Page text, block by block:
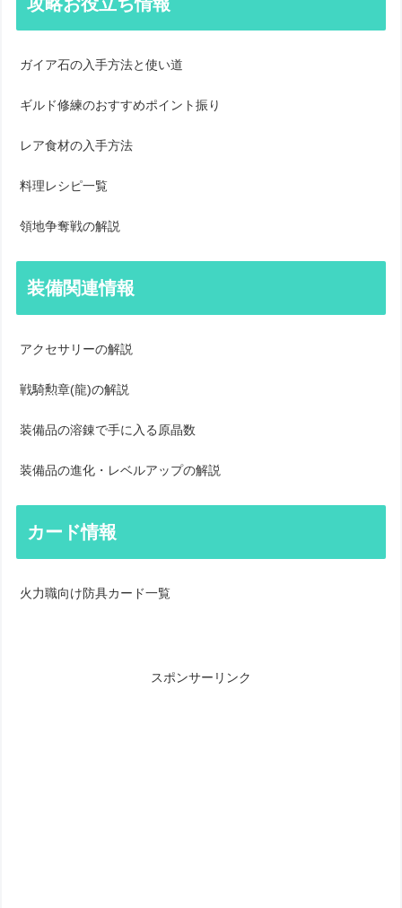
ガイア石の入手方法と使い道
ギルド修練のおすすめポイント振り
レア食材の入手方法
料理レシピ一覧
領地争奪戦の解説
装備関連情報
アクセサリーの解説
戦騎勲章(龍)の解説
装備品の溶錬で手に入る原晶数
装備品の進化・レベルアップの解説
カード情報
火力職向け防具カード一覧
スポンサーリンク